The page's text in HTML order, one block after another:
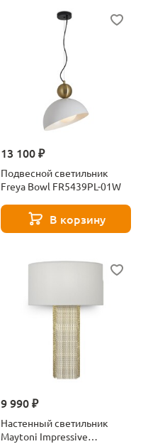
13 100 ₽
Подвесной светильник
Freya Bowl FR5439PL-01W
В корзину
9 990 ₽
Настенный светильник
Maytoni Impressive